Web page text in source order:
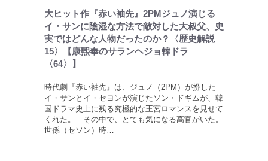
大ヒット作『赤い袖先』2PMジュノ演じる
イ・サンに陰湿な方法で敵対した大叔父、史
実ではどんな人物だったのか？〈歴史解説
15〉【康熙奉のサランヘジョ韓ドラ
〈64〉】
時代劇『赤い袖先』は、ジュノ（2PM）が扮した
イ・サンとイ・セヨンが演じたソン・ドギムが、韓
国ドラマ史上に残る究極的な王宮ロマンスを見せて
くれた。 その中で、とても気になる高官がいた。
世孫（セソン）時…